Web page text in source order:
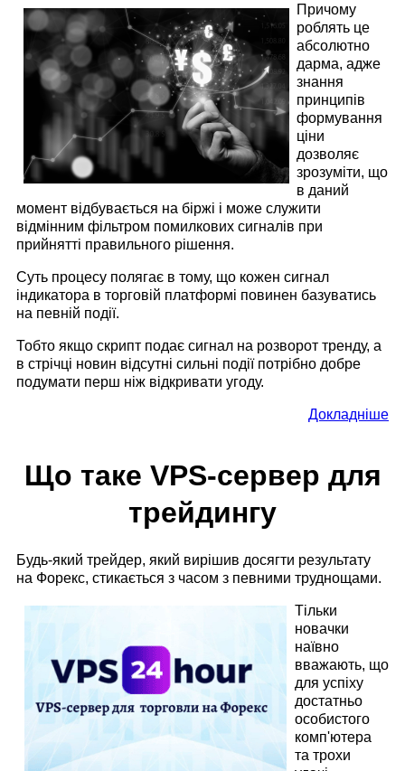
Причому
роблять це
абсолютно
дарма, адже
знання
принципів
формування
ціни
дозволяє
зрозуміти, що
в даний
момент відбувається на біржі і може служити
відмінним фільтром помилкових сигналів при
прийнятті правильного рішення.
Суть процесу полягає в тому, що кожен сигнал
індикатора в торговій платформі повинен базуватись
на певній події.
Тобто якщо скрипт подає сигнал на розворот тренду, а
в стрічці новин відсутні сильні події потрібно добре
подумати перш ніж відкривати угоду.
Докладніше
Що таке VPS-сервер для
трейдингу
Будь-який трейдер, який вирішив досягти результату
на Форекс, стикається з часом з певними труднощами.
Тільки
новачки
наївно
вважають, що
для успіху
достатньо
особистого
комп'ютера
та трохи